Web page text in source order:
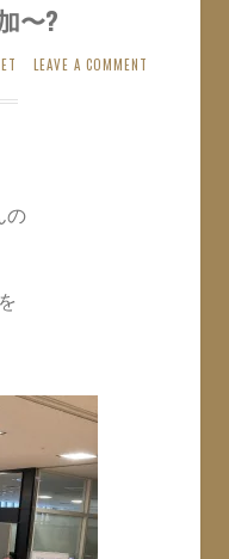
〜?
LEAVE A COMMENT
の